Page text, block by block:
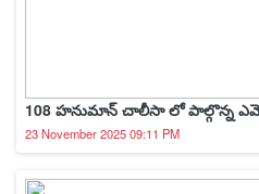
108 హనుమాన్ చాలీసా లో పాల్గొన్న
23 November 2025 09:11 PM